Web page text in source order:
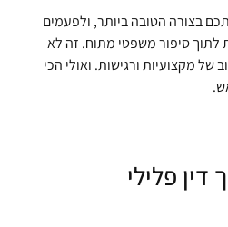
בצורה הטובה ביותר, ולפעמים
לתוך סיפור משפטי מתוח. זה לא
מקצועיות ורגישות. ואולי הכי
דין פלילי